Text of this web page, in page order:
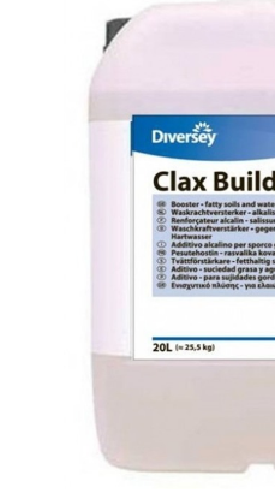
Echipament de curatat cu
Masini de curatat si aspirat
pardoseli
Monodiscuri profesionale
Detergenti profesionali
Accesorii detergenti, pompe,
Detergenti bucatarie
Detergenti comerciali
Detergenti geamuri
Detergenti pardoseala